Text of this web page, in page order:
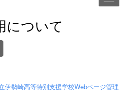
について
伊勢崎高等特別支援学校Webページ管理